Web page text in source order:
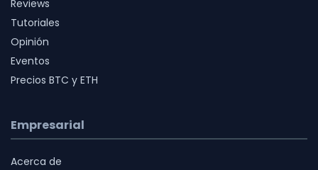
Reviews
Tutoriales
Opinión
Eventos
Precios BTC y ETH
Empresarial
Acerca de